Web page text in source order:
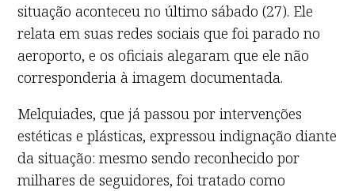
situação aconteceu no último sábado (27). Ele
relata em suas redes sociais que foi parado no
aeroporto, e os oficiais alegaram que ele não
corresponderia à imagem documentada.
Melquiades, que já passou por intervenções
estéticas e plásticas, expressou indignação diante
da situação: mesmo sendo reconhecido por
milhares de seguidores, foi tratado como